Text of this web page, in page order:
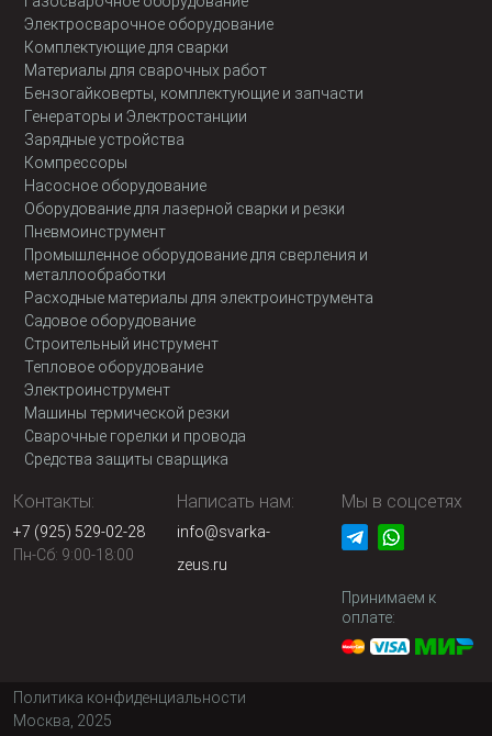
Электросварочное оборудование
Комплектующие для сварки
Материалы для сварочных работ
Бензогайковерты, комплектующие и запчасти
Генераторы и Электростанции
Зарядные устройства
Компрессоры
Насосное оборудование
Оборудование для лазерной сварки и резки
Пневмоинструмент
Промышленное оборудование для сверления и
металлообработки
Расходные материалы для электроинструмента
Садовое оборудование
Строительный инструмент
Тепловое оборудование
Электроинструмент
Машины термической резки
Сварочные горелки и провода
Средства защиты сварщика
Контакты:
+7 (925) 529-02-28
Пн-Сб: 9:00-18:00
Написать нам:
info@svarka-
zeus.ru
Мы в соцсетях
Принимаем к
оплате:
Политика конфиденциальности
Москва, 2025